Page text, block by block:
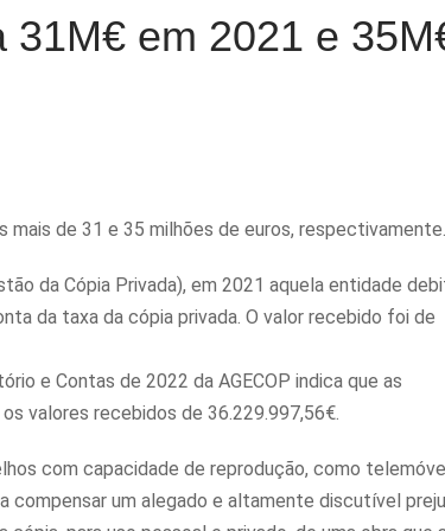
31M€ em 2021 e
mais de 31 e 35 milhões de euros, respectivamente.
da Cópia Privada), em 2021 aquela entidade
da taxa da cópia privada. O valor recebido foi de
e Contas de 2022 da AGECOP indica que as
valores recebidos de 36.229.997,56€.
com capacidade de reprodução, como
compensar um alegado e altamente discutível